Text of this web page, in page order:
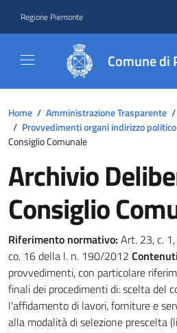
Regione Piemonte
Comune di
Home / Amministrazione Trasparente /
/ Provvedimenti organi indirizzo politico
Consiglio Comunale
Archivio
Consiglio
Riferimento normativo: Art. 23, c.
co. 16 della l. n. 190/2012
provvedimenti, con particolare
finali dei procedimenti di: scelta del
l'affidamento di lavori, forniture e
alla modalità di selezione prescelta